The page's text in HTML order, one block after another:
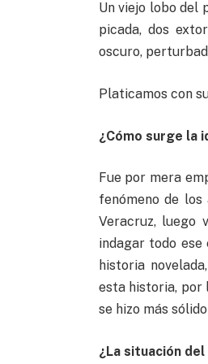
Un viejo lobo del
picada, dos
oscuro,
Platicamos con
¿Cómo surge la
Fue por mera
fenómeno de
Veracruz, luego
indagar todo
historia
esta historia, por
se hizo más
¿La situación